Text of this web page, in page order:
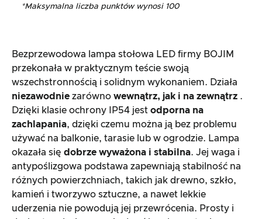
*Maksymalna liczba punktów wynosi 100
Bezprzewodowa lampa stołowa LED firmy BOJIM
przekonała w praktycznym teście swoją
wszechstronnością i solidnym wykonaniem. Działa
niezawodnie zarówno wewnątrz, jak i na zewnątrz .
Dzięki klasie ochrony IP54 jest odporna na
zachlapania, dzięki czemu można ją bez problemu
używać na balkonie, tarasie lub w ogrodzie. Lampa
okazała się dobrze wyważona i stabilna. Jej waga i
antypoślizgowa podstawa zapewniają stabilność na
różnych powierzchniach, takich jak drewno, szkło,
kamień i tworzywo sztuczne, a nawet lekkie
uderzenia nie powodują jej przewrócenia. Prosty i